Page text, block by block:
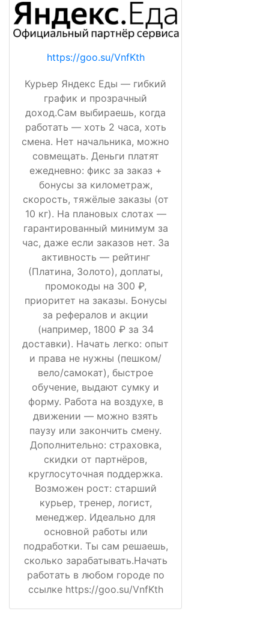
https://goo.su/VnfKth
Курьер Яндекс Еды — гибкий
график и прозрачный
доход.Сам выбираешь, когда
работать — хоть 2 часа, хоть
смена. Нет начальника, можно
совмещать. Деньги платят
ежедневно: фикс за заказ +
бонусы за километраж,
скорость, тяжёлые заказы (от
10 кг). На плановых слотах —
гарантированный минимум за
час, даже если заказов нет. За
активность — рейтинг
(Платина, Золото), доплаты,
промокоды на 300 ₽,
приоритет на заказы. Бонусы
за рефералов и акции
(например, 1800 ₽ за 34
доставки). Начать легко: опыт
и права не нужны (пешком/
вело/самокат), быстрое
обучение, выдают сумку и
форму. Работа на воздухе, в
движении — можно взять
паузу или закончить смену.
Дополнительно: страховка,
скидки от партнёров,
круглосуточная поддержка.
Возможен рост: старший
курьер, тренер, логист,
менеджер. Идеально для
основной работы или
подработки. Ты сам решаешь,
сколько зарабатывать.Начать
работать в любом городе по
ссылке https://goo.su/VnfKth